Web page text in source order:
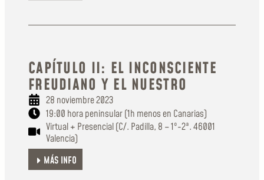
CAPÍTULO II: EL INCONSCIENTE
FREUDIANO Y EL NUESTRO
28 noviembre 2023
19:00 hora peninsular (1h menos en Canarias)
Virtual + Presencial (C/. Padilla, 8 – 1º-2ª. 46001
Valencia)
MÁS INFO